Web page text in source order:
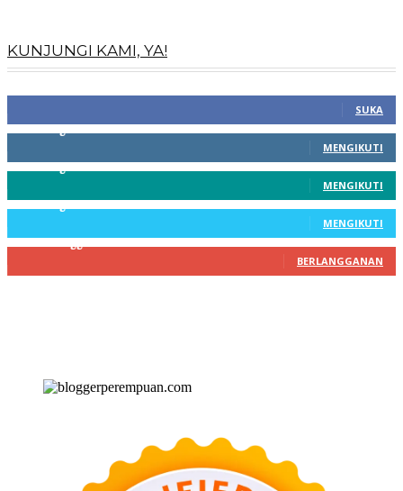
KUNJUNGI KAMI, YA!
SUKA
MENGIKUTI
MENGIKUTI
MENGIKUTI
BERLANGGANAN